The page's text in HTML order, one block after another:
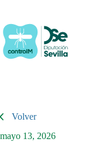
contenido
Volver
mayo 13, 2026